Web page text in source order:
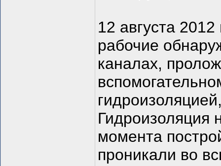
12 августа
рабочие
каналах,
Гидроизоляция
момента
проникали во